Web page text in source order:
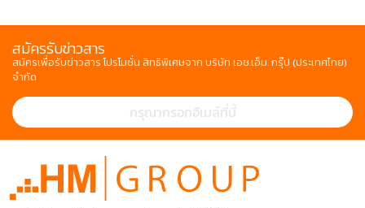
สมัครรับข่าวสาร
สมัครเพื่อรับข่าวสาร โปรโมชั่น สิทธิพิเศษจาก บริษัท เอช.เอ็ม. กรุ๊ป (ประเทศไทย)
จำกัด